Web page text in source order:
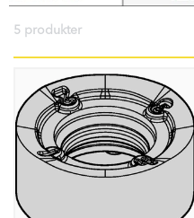
5 produkter